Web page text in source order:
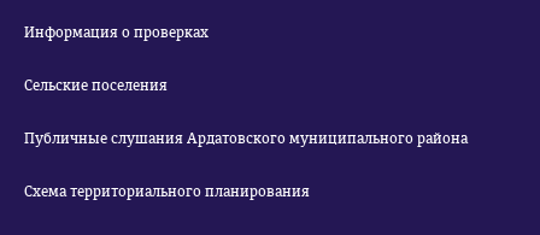
Информация о проверках
Сельские поселения
Публичные слушания Ардатовского муниципального района
Схема территориального планирования